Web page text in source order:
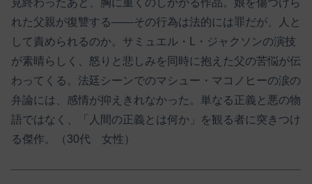
れた父親が復讐する――その行為は法的には罪だが、人と
して責められるのか。サミュエル・L・ジャクソンの演技
が素晴らしく、怒りと悲しみを同時に抱えた父の苦悩が伝
わってくる。法廷シーンでのマシュー・マコノヒーの涙の
弁論には、感情が抑えきれなかった。単なる正義と悪の物
語ではなく、「人間の正義とは何か」を観る者に突きつけ
る傑作。（30代 女性）